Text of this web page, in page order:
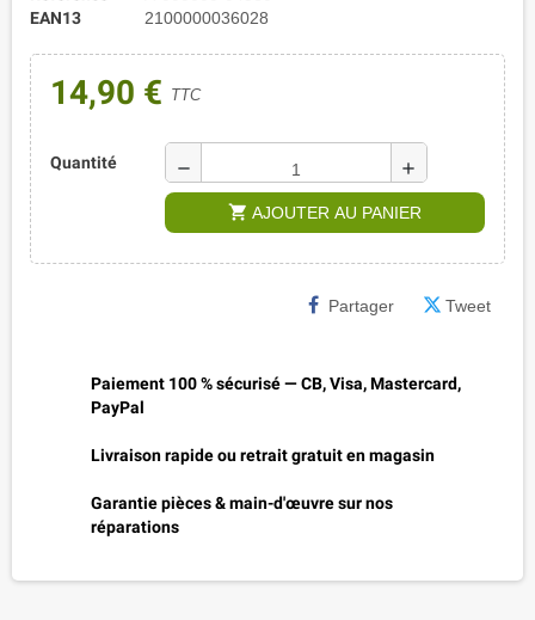
EAN13
2100000036028
14,90 € TTC
Quantité remove add
shopping_cart AJOUTER AU PANIER
Partager Tweet
Paiement 100 % sécurisé — CB, Visa, Mastercard,
PayPal
Livraison rapide ou retrait gratuit en magasin
Garantie pièces & main-d'œuvre sur nos
réparations